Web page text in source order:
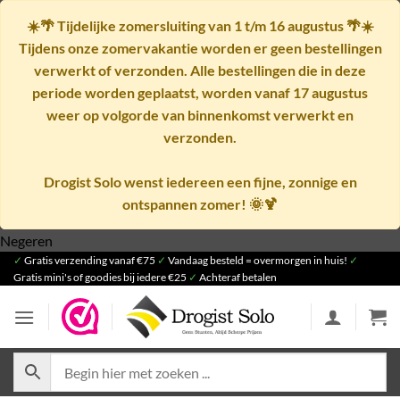
☀️🌴Tijdelijke zomersluiting van 1 t/m 16 augustus🌴☀️
Tijdens onze zomervakantie worden er geen bestellingen
verwerkt of verzonden. Alle bestellingen die in deze
periode worden geplaatst, worden vanaf 17 augustus
weer op volgorde van binnenkomst verwerkt en
verzonden.
Drogist Solo wenst iedereen een fijne, zonnige en
ontspannen zomer! 🌞🍹
Negeren
naar
inhoud
✓ Gratis verzending vanaf €75 ✓ Vandaag besteld = overmorgen in huis! ✓
Gratis mini's of goodies bij iedere €25 ✓ Achteraf betalen